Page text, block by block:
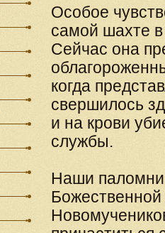
Особое
самой шахте
Сейчас она
когда
свершилось
и на крови
службы.
Наши